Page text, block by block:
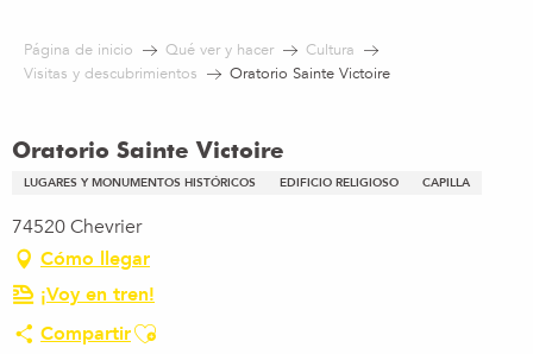
contenu
Página de inicio Qué ver y hacer
Cultura
Visitas y descubrimientos
Oratorio Sainte Victoire
Oratorio Sainte Victoire
LUGARES Y MONUMENTOS HISTÓRICOS EDIFICIO RELIGIOSO CAPILLA
74520 Chevrier
Cómo llegar
¡Voy en tren!
CompartirAjouter aux favoris